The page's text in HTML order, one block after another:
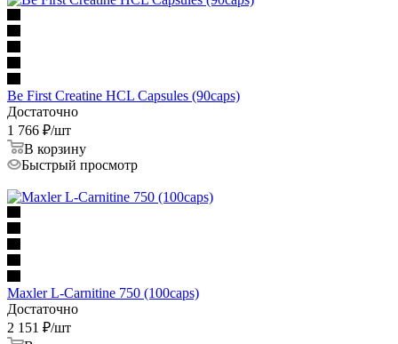
Be First Creatine HCL Capsules (90caps)
Достаточно
1 766 ₽/шт
В корзину
Быстрый просмотр
Maxler L-Carnitine 750 (100caps)
Достаточно
2 151 ₽/шт